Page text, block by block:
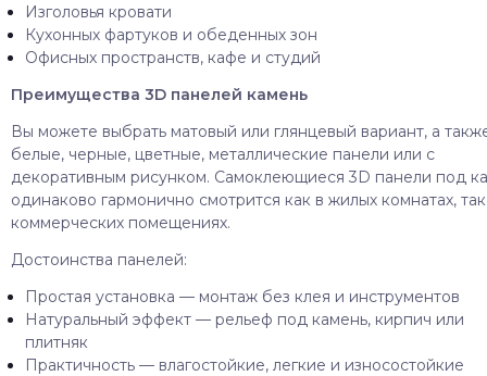
Изголовья кровати
Кухонных фартуков и обеденных зон
Офисных пространств, кафе и студий
Преимущества 3D панелей камень
Вы можете выбрать матовый или глянцевый вариант, а
белые, черные, цветные, металлические панели или с
декоративным рисунком. Самоклеющиеся 3D панели под
одинаково гармонично смотрится как в жилых комнатах,
коммерческих помещениях.
Достоинства панелей:
Простая установка — монтаж без клея и инструментов
Натуральный эффект — рельеф под камень, кирпич или
плитняк
Практичность — влагостойкие, легкие и износостойкие